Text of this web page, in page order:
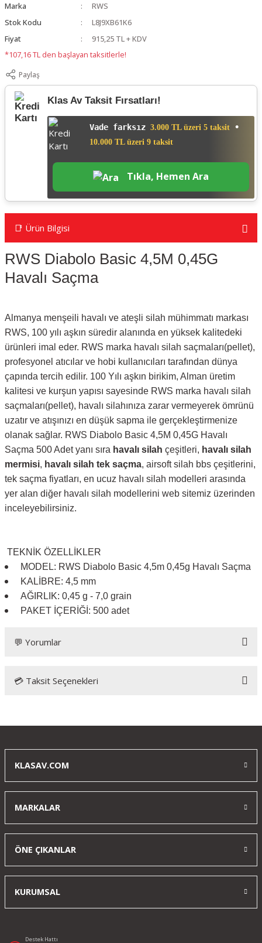
Marka
RWS
Stok Kodu
L8J9XB61K6
Fiyat
915,25 TL + KDV
*107,16 TL den başlayan taksitlerle!
Paylaş
Klas Av Taksit Fırsatları!
Vade farksız 3.000 TL üzeri 5 taksit •
10.000 TL üzeri 9 taksit
Tıkla, Hemen Ara
📑 Ürün Bilgisi
RWS Diabolo Basic 4,5M 0,45G
Havalı Saçma
Almanya menşeili havalı ve ateşli silah mühimmatı markası
RWS, 100 yılı aşkın süredir alanında en yüksek kalitedeki
ürünleri imal eder. RWS marka havalı silah saçmaları(pellet),
profesyonel atıcılar ve hobi kullanıcıları tarafından dünya
çapında tercih edilir. 100 Yılı aşkın birikim, Alman üretim
kalitesi ve kurşun yapısı sayesinde RWS marka havalı silah
saçmaları(pellet), havalı silahınıza zarar vermeyerek ömrünü
uzatır ve atışınızı en düşük sapma ile gerçekleştirmenize
olanak sağlar. RWS Diabolo Basic 4,5M 0,45G Havalı
Saçma 500 Adet yanı sıra havalı silah çeşitleri, havalı silah
mermisi, havalı silah tek saçma, airsoft silah bbs çeşitlerini,
tek saçma fiyatları, en ucuz havalı silah modelleri arasında
yer alan diğer havalı silah modellerini web sitemiz üzerinden
inceleyebilirsiniz.
TEKNİK ÖZELLİKLER
MODEL: RWS Diabolo Basic 4,5m 0,45g Havalı Saçma
KALİBRE: 4,5 mm
AĞIRLIK: 0,45 g - 7,0 grain
PAKET İÇERİĞİ: 500 adet
💬 Yorumlar
Bu ürüne ilk yorumu siz yapın!
💳 Taksit Seçenekleri
KLASAV.COM
MARKALAR
ÖNE ÇIKANLAR
KURUMSAL
Destek Hattı